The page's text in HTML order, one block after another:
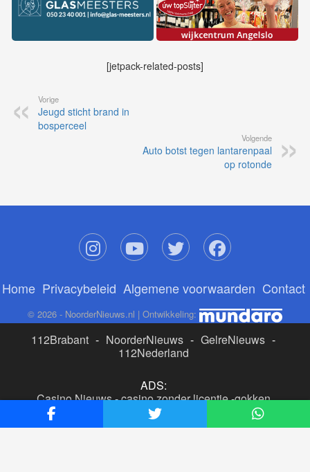
[jetpack-related-posts]
Vorige
Jeugd sticht brand in
bosperceel
Volgende
Auto botst tegen lantarenpaal
op rotonde
Home Privacybeleid Algemene voorwaarden Contact
© 2026 - NoorderNieuws.nl | Ontwikkeling:
112Brabant - NoorderNieuws - GelreNieuws -
112Nederland
ADS:
Casino Nieuws-casino zonder licentie-gokken
buitenlandse site
beste online casino nederland